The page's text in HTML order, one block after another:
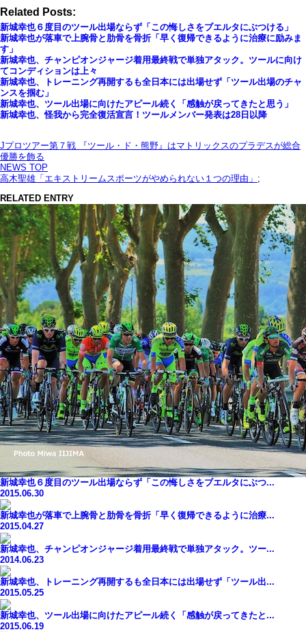
Related Posts:
新城幸也６度目のツール出場ならず「この悔しさをブエルタにぶつける」
新城幸也が落車で上腕骨と肋骨を骨折「早く復帰できるように治療に励みま
す」
新城幸也、チャンピオンジャージ着用最終戦で単独アタック。ツールに向け
てコンディションは上々
新城幸也、トレーニング再開するも全日本には出場せず「ツール出場のチャ
ンスを掴む」
新城幸也、ツール出場に向けたアピール続く「感触が戻ってきたと思う」
新城幸也、怪我から完全復活宣言！ツールメンバー発表は28日以降
Jプロツアー第７戦 『ツール・ド・熊野』はマトリックスのプラデスが総合
優勝を飾る
NEWS TOP
高木聖雄「エキストリームスポーツがやめられない１つの理由」 ;
RELATED ENTRY
新城幸也６度目のツール出場ならず「この悔しさをブエルタにぶつ...
2015.06.30
新城幸也が落車で上腕骨と肋骨を骨折「早く復帰できるように治療...
2015.04.27
新城幸也、チャンピオンジャージ着用最終戦で単独アタック。ツー...
2014.06.23
新城幸也、トレーニング再開するも全日本には出場せず「ツール出...
2015.05.25
新城幸也、ツール出場に向けたアピール続く「感触が戻ってきたと...
2015.06.19